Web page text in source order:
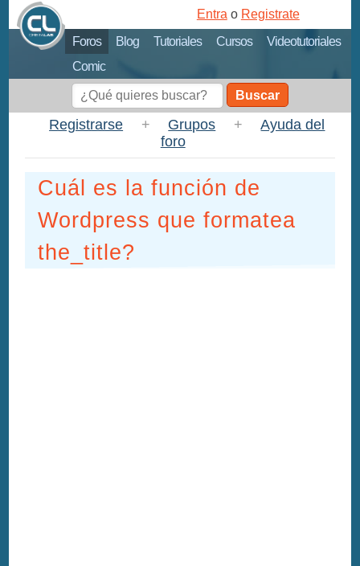
Foros Blog Tutoriales Cursos
Videotutoriales
Comic
Entra o Registrate
Buscar
Registrarse + Grupos +
Ayuda del
foro
Cuál es la función de
Wordpress que formatea
the_title?